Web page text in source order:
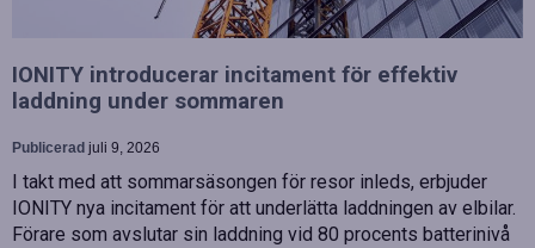
IONITY introducerar incitament för effektiv
laddning under sommaren
Publicerad juli 9, 2026
I takt med att sommarsäsongen för resor inleds, erbjuder
IONITY nya incitament för att underlätta laddningen av elbilar.
Förare som avslutar sin laddning vid 80 procents batterinivå